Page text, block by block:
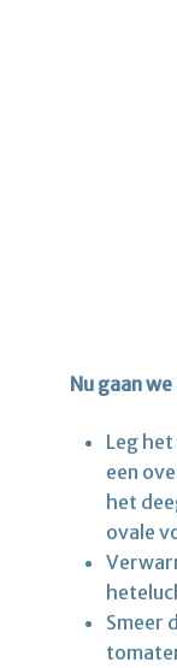
Nu gaan
Leg
een
het
ovale
Smeer